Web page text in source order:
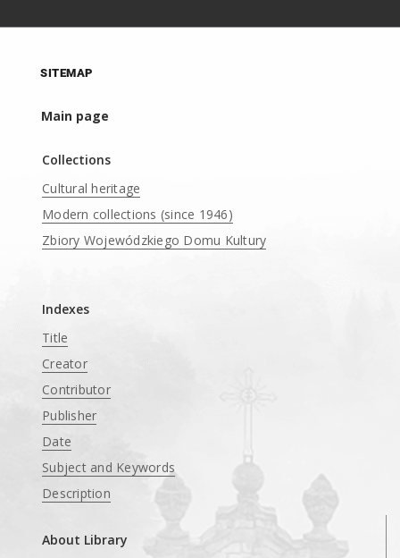
SITEMAP
Main page
Collections
Cultural heritage
Modern collections (since 1946)
Zbiory Wojewódzkiego Domu Kultury
Indexes
Title
Creator
Contributor
Publisher
Date
Subject and Keywords
Description
About Library